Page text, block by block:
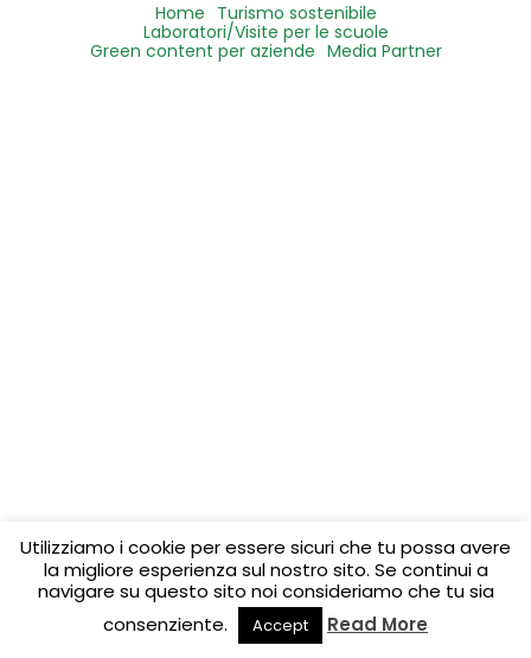
Home Turismo sostenibile
Laboratori/Visite per le scuole
Green content per aziende Media Partner
Utilizziamo i cookie per essere sicuri che tu possa avere
la migliore esperienza sul nostro sito. Se continui a
navigare su questo sito noi consideriamo che tu sia
consenziente.
Accept Read More